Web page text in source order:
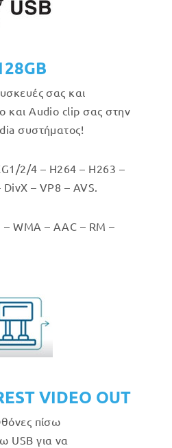
σας και
και Audio clip σας στην
συστήματος!
2/4 – H264 – H263 –
– VP8 – AVS.
WMA – AAC – RM –
VIDEO OUT
πίσω
USB για να